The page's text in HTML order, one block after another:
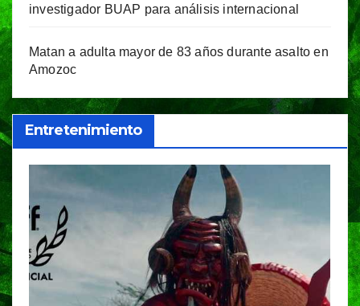
investigador BUAP para análisis internacional
Matan a adulta mayor de 83 años durante asalto en
Amozoc
Entretenimiento